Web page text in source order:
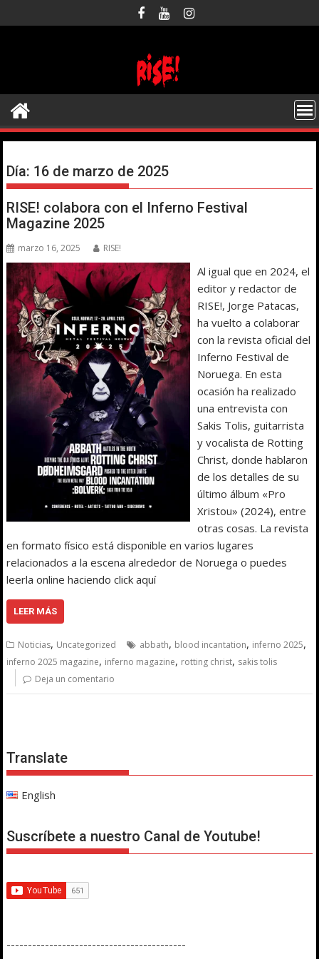
al
Día: 16 de marzo de 2025
RISE! colabora con el Inferno Festival
Magazine 2025
marzo 16, 2025 RISE!
Al igual que en 2024, el
editor y redactor de
RISE!, Jorge Patacas,
ha vuelto a colaborar
con la revista oficial del
Inferno Festival de
Noruega. En esta
ocasión ha realizado
una entrevista con
Sakis Tolis, guitarrista
y vocalista de Rotting
Christ, donde hablaron
de los detalles de su
último álbum «Pro
Xristou» (2024), entre
otras cosas. La revista
en formato físico está disponible en varios lugares
relacionados a la escena alrededor de Noruega o puedes
leerla online haciendo click aquí
LEER MÁS
Noticias, Uncategorized abbath, blood incantation, inferno 2025,
inferno 2025 magazine, inferno magazine, rotting christ, sakis tolis
Deja un comentario
Translate
English
Suscríbete a nuestro Canal de Youtube!
------------------------------------------